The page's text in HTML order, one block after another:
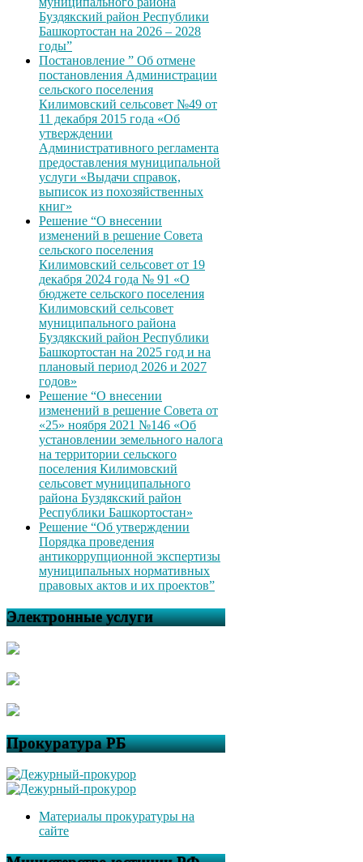
Буздякский район Республики
Башкортостан на 2026 – 2028
годы”
Постановление ” Об отмене
постановления Администрации
сельского поселения
Килимовский сельсовет №49 от
11 декабря 2015 года «Об
утверждении
Административного регламента
предоставления муниципальной
услуги «Выдачи справок,
выписок из похозяйственных
книг»
Решение “О внесении
изменений в решение Совета
сельского поселения
Килимовский сельсовет от 19
декабря 2024 года № 91 «О
бюджете сельского поселения
Килимовский сельсовет
муниципального района
Буздякский район Республики
Башкортостан на 2025 год и на
плановый период 2026 и 2027
годов»
Решение “О внесении
изменений в решение Совета от
«25» ноября 2021 №146 «Об
установлении земельного налога
на территории сельского
поселения Килимовский
сельсовет муниципального
района Буздякский район
Республики Башкортостан»
Решение “Об утверждении
Порядка проведения
антикоррупционной экспертизы
муниципальных нормативных
правовых актов и их проектов”
Электронные услуги
Прокуратура РБ
Материалы прокуратуры на
сайте